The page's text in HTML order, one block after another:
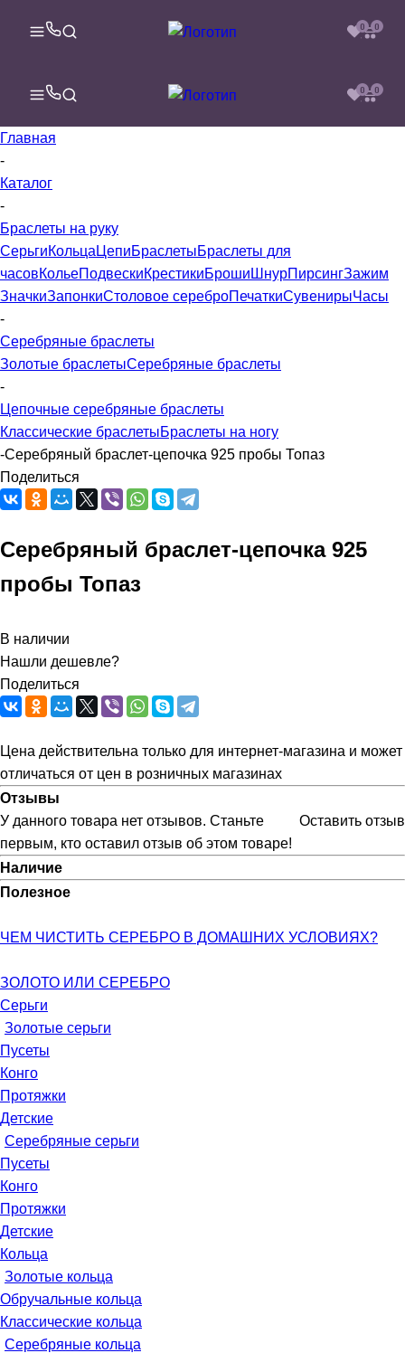
0 0
0 0
Главная
-
Каталог
-
Браслеты на руку
СерьгиКольца ЦепиБраслетыБраслеты для
часовКольеПодвескиКрестикиБроши ШнурПирсингЗажим
ЗначкиЗапонкиСтоловое сереброПечаткиСувенирыЧасы
-
Серебряные браслеты
Золотые браслетыСеребряные браслеты
-
Цепочные серебряные браслеты
Классические браслетыБраслеты на ногу
-Серебряный браслет-цепочка 925 пробы Топаз
Поделиться
Серебряный браслет-цепочка 925
пробы Топаз
В наличии
Нашли дешевле?
Поделиться
Цена действительна только для интернет-магазина и может
отличаться от цен в розничных магазинах
Отзывы
Оставить отзыв
У данного товара нет отзывов. Станьте
первым, кто оставил отзыв об этом товаре!
Наличие
Полезное
ЧЕМ ЧИСТИТЬ СЕРЕБРО В ДОМАШНИХ УСЛОВИЯХ?
ЗОЛОТО ИЛИ СЕРЕБРО
Серьги
Золотые серьги
Пусеты
Конго
Протяжки
Детские
Серебряные серьги
Пусеты
Конго
Протяжки
Детские
Кольца
Золотые кольца
Обручальные кольца
Классические кольца
Серебряные кольца